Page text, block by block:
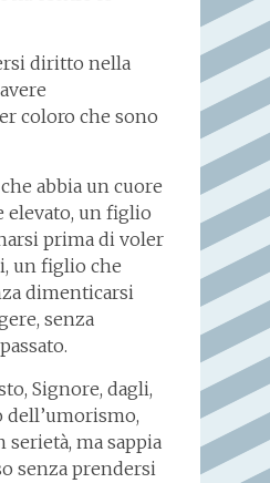
diritto nella
coloro che sono
abbia un cuore
elevato, un figlio
prima di voler
un figlio che
dimenticarsi
senza
Signore, dagli,
dell’umorismo,
serietà, ma sappia
senza prendersi